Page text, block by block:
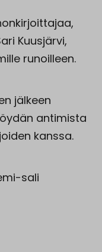
Kuusjärvi,
runoilleen.
jälkeen
antimista
kanssa.
sali